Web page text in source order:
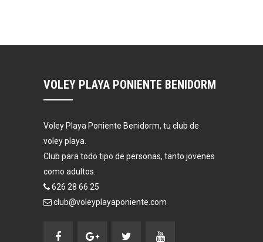
VOLEY PLAYA PONIENTE BENIDORM
Voley Playa Poniente Benidorm, tu club de
voley playa.
Club para todo tipo de personas, tanto jovenes
como adultos.
626 28 66 25
club@voleyplayaponiente.com